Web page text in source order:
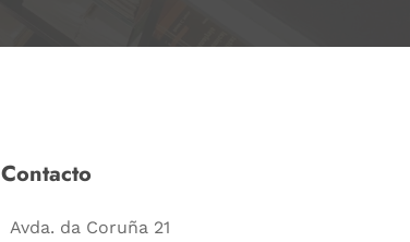
Contacto
Avda. da Coruña 21